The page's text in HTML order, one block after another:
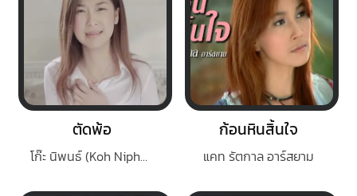
ตัดพ้อ
โก๊ะ นิพนธ์ (Koh Niphon)
ก้อนหินสิ้นใจ
แคท รัตกาล อาร์สยาม